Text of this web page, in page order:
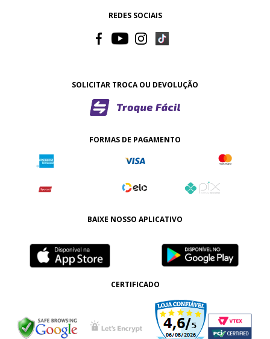
REDES SOCIAIS
SOLICITAR TROCA OU DEVOLUÇÃO
FORMAS DE PAGAMENTO
BAIXE NOSSO APLICATIVO
CERTIFICADO